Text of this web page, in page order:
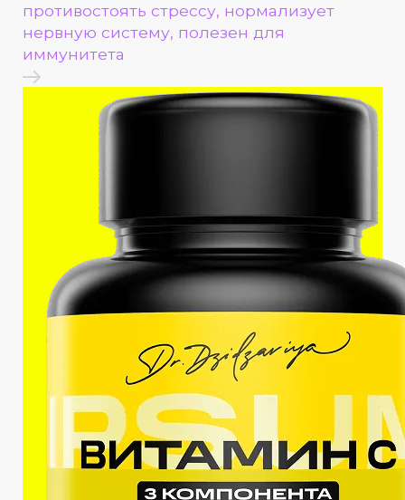
противостоять стрессу, нормализует
нервную систему, полезен для
иммунитета